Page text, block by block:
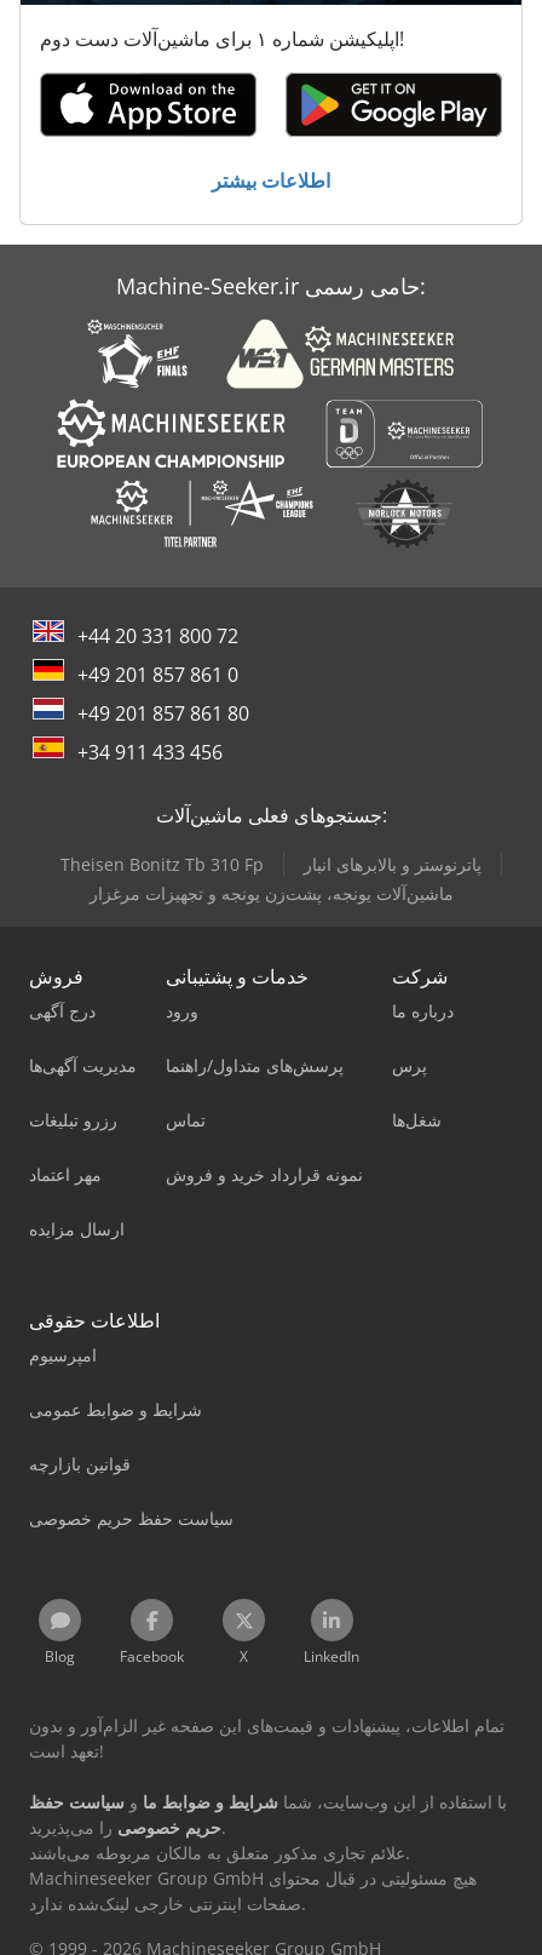
اپلیکیشن شماره ۱ برای ماشین‌آلات دست دوم!
اطلاعات بیشتر
Machine-Seeker.ir حامی رسمی:
+44 20 331 800 72
+49 201 857 861 0
+49 201 857 861 80
+34 911 433 456
جستجوهای فعلی ماشین‌آلات:
Theisen Bonitz Tb 310 Fp
پاترنوستر و بالابرهای انبار
ماشین‌آلات یونجه، پشت‌‌‌زن یونجه و تجهیزات مرغزار
فروش
درج آگهی
مدیریت آگهی‌ها
رزرو تبلیغات
مهر اعتماد
ارسال مزایده
خدمات و پشتیبانی
ورود
پرسش‌های متداول/راهنما
تماس
نمونه قرارداد خرید و فروش
شرکت
درباره ما
پرس
شغل‌ها
اطلاعات حقوقی
امپرسیوم
شرایط و ضوابط عمومی
قوانین بازارچه
سیاست حفظ حریم خصوصی
Blog Facebook X LinkedIn
تمام اطلاعات، پیشنهادات و قیمت‌های این صفحه غیر الزام‌آور و بدون
تعهد است!
با استفاده از این وب‌سایت، شما شرایط و ضوابط ما و سیاست حفظ
حریم خصوصیرا می‌پذیرید.
علائم تجاری مذکور متعلق به مالکان مربوطه می‌باشند.
Machineseeker Group GmbH هیچ مسئولیتی در قبال محتوای
صفحات اینترنتی خارجی لینک‌شده ندارد.
© 1999 - 2026 Machineseeker Group GmbH